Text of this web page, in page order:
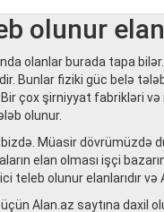
olunur
olanlar burada tapa
Bunlar fiziki güc belə
çox şirniyyat fabrikləri
olunur.
Müasir dövrümüzdə
elan olması işçi
teleb olunur elanlarıdır
Alan.az saytına daxil